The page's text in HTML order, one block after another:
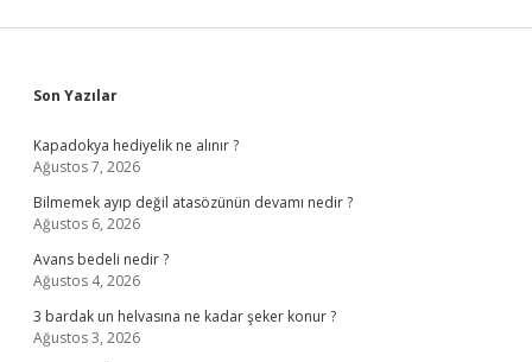
Sidebar
Son Yazılar
Kapadokya hediyelik ne alınır ?
Ağustos 7, 2026
Bilmemek ayıp değil atasözünün devamı nedir ?
Ağustos 6, 2026
Avans bedeli nedir ?
Ağustos 4, 2026
3 bardak un helvasına ne kadar şeker konur ?
Ağustos 3, 2026